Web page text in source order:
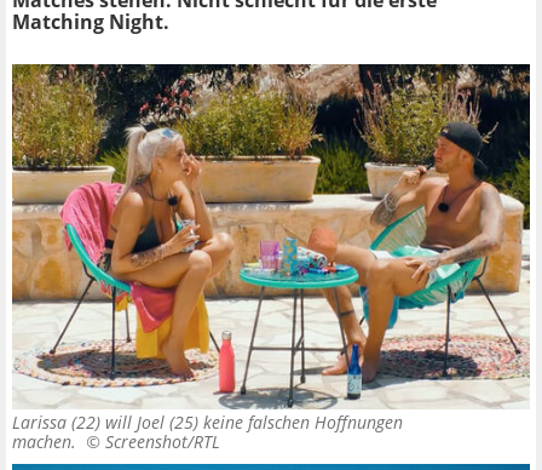
Matching Night.
Larissa (22) will Joel (25) keine falschen Hoffnungen
machen. © Screenshot/RTL